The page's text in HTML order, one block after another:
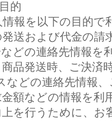
的
報を以下の目的で
送および代金の請
どの連絡先情報を
品発送時、ご決済
などの連絡先情報
額などの情報を利
を行うために、お